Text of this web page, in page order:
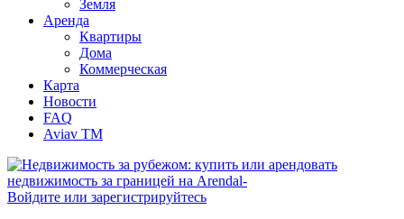
Земля
Аренда
Квартиры
Дома
Коммерческая
Карта
Новости
FAQ
Aviav TM
Войдите или зарегистрируйтесь